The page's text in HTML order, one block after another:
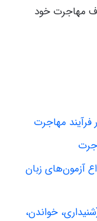
مهاجرت خود
مهاجرت
آزمون‌های زبان
خواندن،